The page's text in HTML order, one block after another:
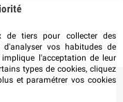
de tiers pour collecter des
vos habitudes de
l'acceptation de leur
types de cookies, cliquez
et paramétrer vos cookies
cliquez ici pour
réservés